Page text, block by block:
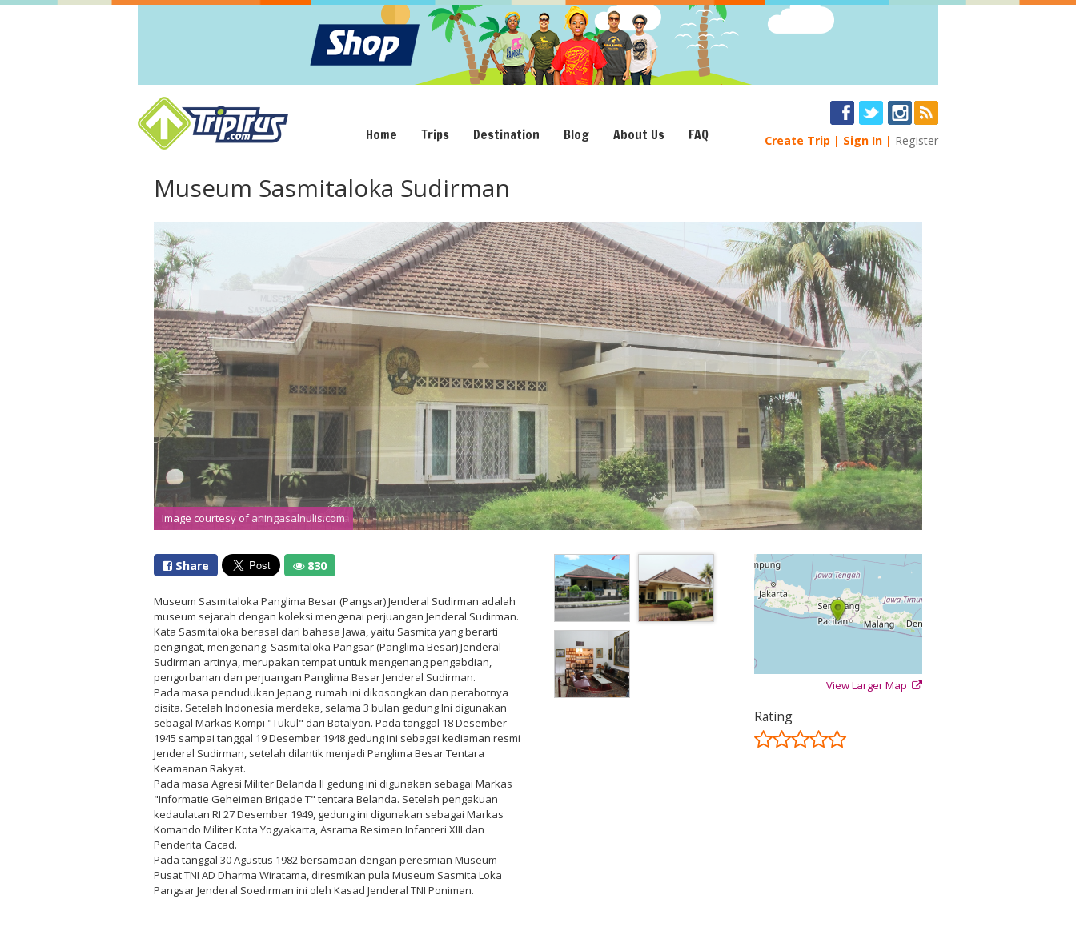
Home Trips Destination Blog About Us FAQ Create Trip Sign In Register
Museum Sasmitaloka Sudirman
Image courtesy of aningasalnulis.com
Share 830
Museum Sasmitaloka Panglima Besar (Pangsar) Jenderal Sudirman adalah
museum sejarah dengan koleksi mengenai perjuangan Jenderal Sudirman.
Kata Sasmitaloka berasal dari bahasa Jawa, yaitu Sasmita yang berarti
pengingat, mengenang. Sasmitaloka Pangsar (Panglima Besar) Jenderal
Sudirman artinya, merupakan tempat untuk mengenang pengabdian,
pengorbanan dan perjuangan Panglima Besar Jenderal Sudirman.
Pada masa pendudukan Jepang, rumah ini dikosongkan dan perabotnya
disita. Setelah Indonesia merdeka, selama 3 bulan gedung Ini digunakan
sebagal Markas Kompi "Tukul" dari Batalyon. Pada tanggal 18 Desember
1945 sampai tanggal 19 Desember 1948 gedung ini sebagai kediaman resmi
Jenderal Sudirman, setelah dilantik menjadi Panglima Besar Tentara
Keamanan Rakyat.
Pada masa Agresi Militer Belanda II gedung ini digunakan sebagai Markas
"Informatie Geheimen Brigade T" tentara Belanda. Setelah pengakuan
kedaulatan RI 27 Desember 1949, gedung ini digunakan sebagai Markas
Komando Militer Kota Yogyakarta, Asrama Resimen Infanteri XIII dan
Penderita Cacad.
Pada tanggal 30 Agustus 1982 bersamaan dengan peresmian Museum
Pusat TNI AD Dharma Wiratama, diresmikan pula Museum Sasmita Loka
Pangsar Jenderal Soedirman ini oleh Kasad Jenderal TNI Poniman.
View Larger Map
Rating